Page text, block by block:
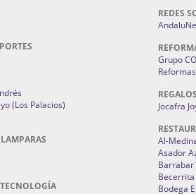
(Los Palacios)
REDES
Grupo
Jocafra
Al-
Asador
Becerrita
Bodega